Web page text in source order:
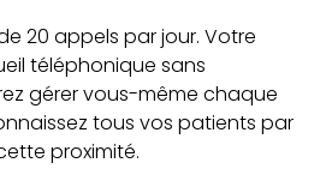
20 appels par jour. Votre
téléphonique sans
gérer vous-même chaque
tous vos patients par
proximité.